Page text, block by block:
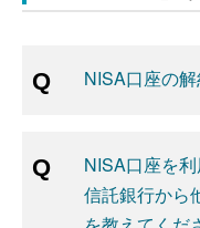
NISA口座の
NISA口座を
信託銀行から